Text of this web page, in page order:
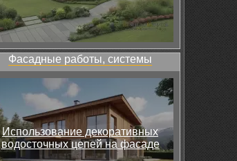
Фасадные работы, системы
Использование декоративных
водосточных цепей на фасаде